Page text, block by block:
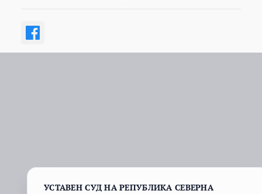
УСТАВЕН СУД НА РЕПУБЛИКА СЕВЕРНА